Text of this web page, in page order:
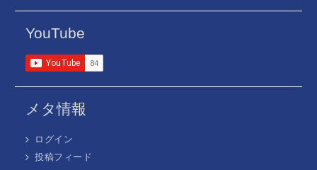
YouTube
メタ情報
ログイン
投稿フィード